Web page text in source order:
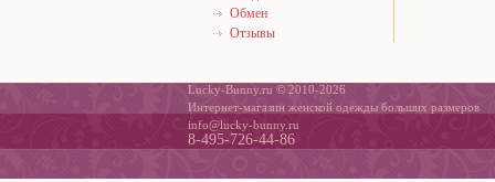
Обмен
Отзывы
Lucky-Bunny.ru © 2010-2026
Интернет-магазин женской одежды больших размеров
info@lucky-bunny.ru
8-495-726-44-86